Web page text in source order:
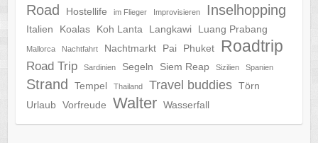
Road
Hostellife im Flieger Improvisieren Inselhopping
Italien Koalas Koh Lanta Langkawi Luang Prabang
Mallorca Nachtfahrt Nachtmarkt Pai Phuket Roadtrip
Road Trip Sardinien Segeln Siem Reap Sizilien Spanien
Strand Tempel Thailand Travel buddies Törn
Urlaub Vorfreude Walter Wasserfall